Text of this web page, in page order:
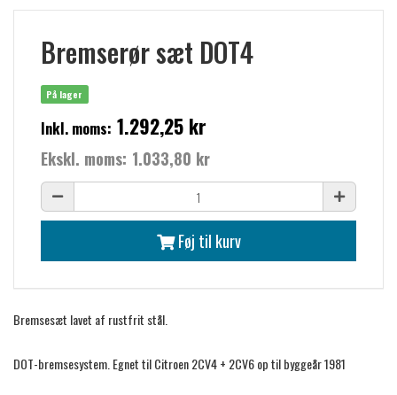
Bremserør sæt DOT4
På lager
Inkl. moms: 1.292,25 kr
Ekskl. moms: 1.033,80 kr
Føj til kurv
Bremsesæt lavet af rustfrit stål.
DOT-bremsesystem. Egnet til Citroen 2CV4 + 2CV6 op til byggeår 1981